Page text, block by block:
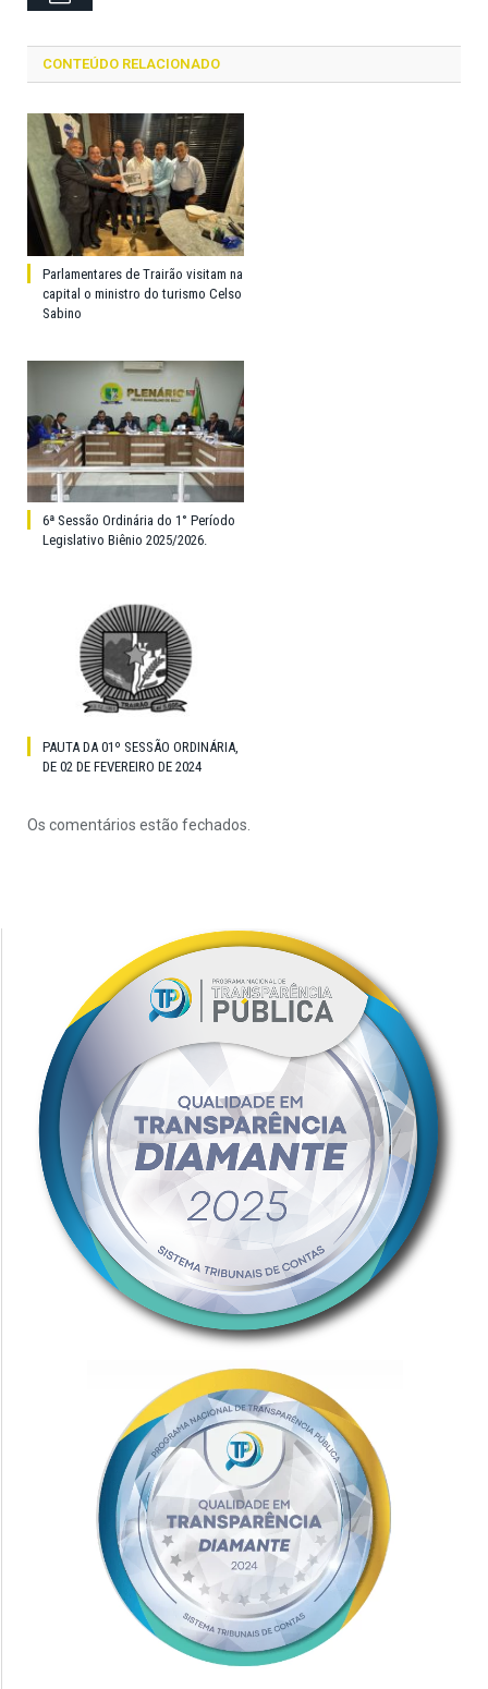
CONTEÚDO RELACIONADO
Parlamentares de Trairão visitam na
capital o ministro do turismo Celso
Sabino
6ª Sessão Ordinária do 1° Período
Legislativo Biênio 2025/2026.
PAUTA DA 01º SESSÃO ORDINÁRIA,
DE 02 DE FEVEREIRO DE 2024
Os comentários estão fechados.